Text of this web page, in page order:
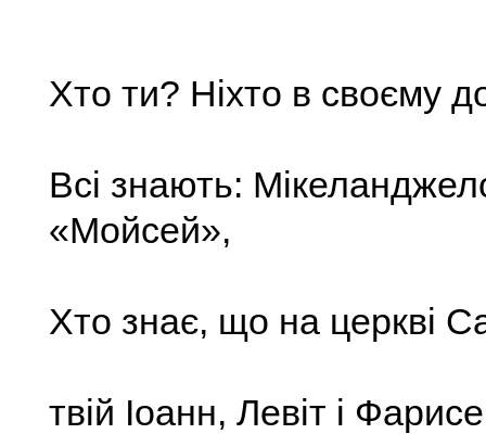
Хто ти? Ніхто в своєму
Всі знають:
«Мойсей»,
Хто знає, що на церкві
твій Іоанн, Левіт і